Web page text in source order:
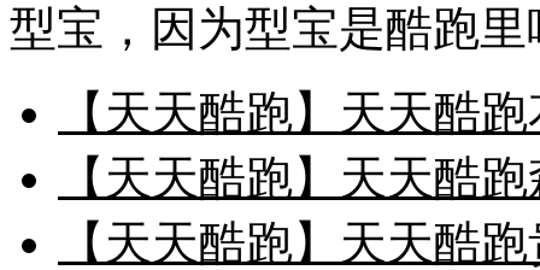
型宝，因为型宝是酷跑
【天天酷跑】天天酷
【天天酷跑】天天酷
【天天酷跑】天天酷